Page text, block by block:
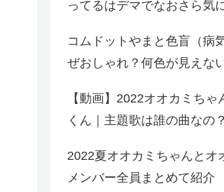
ってるはデマでなおさら気
コムドットやまと色盲（病
ぜおしゃれ？何色が見えな
【動画】2022オオカミちゃ
くん｜主題歌は誰の曲なの？
2022夏オオカミちゃんとオ
メンバー全員まとめて紹介